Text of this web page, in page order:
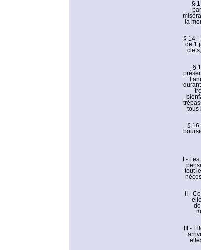
§
la
§ 14 -
de 1
§
tous
§ 16
I -
tout
II -
III -